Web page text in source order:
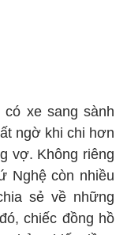
xe sang sành
ngờ khi chi hơn
vợ. Không riêng
Nghệ còn nhiều
sẻ về những
chiếc đồng hồ